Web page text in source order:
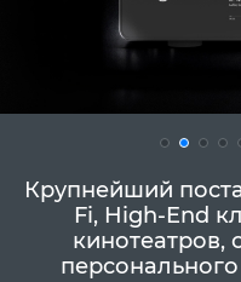
Крупнейший
Fi, High-End
кинотеатров,